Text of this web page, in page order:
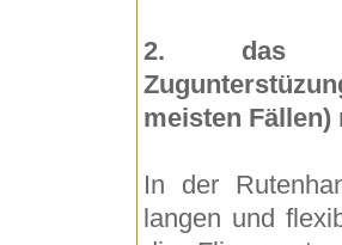
2. das
meisten Fällen)
In der
langen und